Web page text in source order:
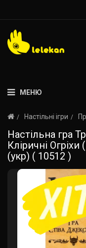
МЕНЮ
Настільні ігри
Настільна гра
Кліричні
(укр) ( 10512 )